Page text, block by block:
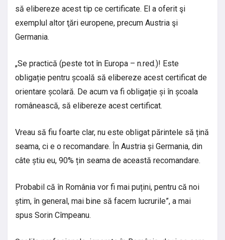
să elibereze acest tip ce certificate. El a oferit şi
exemplul altor ţări europene, precum Austria şi
Germania.
„Se practică (peste tot în Europa – n.red.)! Este
obligație pentru școală să elibereze acest certificat de
orientare școlară. De acum va fi obligație și în școala
românească, să elibereze acest certificat.
Vreau să fiu foarte clar, nu este obligat părintele să țină
seama, ci e o recomandare. În Austria și Germania, din
câte știu eu, 90% țin seama de această recomandare.
Probabil că în România vor fi mai puțini, pentru că noi
știm, în general, mai bine să facem lucrurile”, a mai
spus Sorin Cîmpeanu.